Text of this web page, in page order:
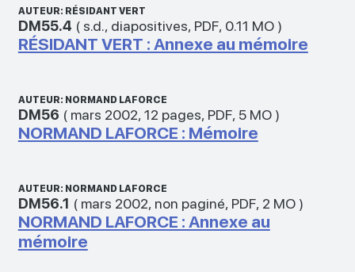
AUTEUR: RÉSIDANT VERT
DM55.4 ( s.d., diapositives, PDF, 0.11 MO)
RÉSIDANT VERT : Annexe au mémoire
AUTEUR: NORMAND LAFORCE
DM56 ( mars 2002, 12 pages, PDF, 5 MO)
NORMAND LAFORCE : Mémoire
AUTEUR: NORMAND LAFORCE
DM56.1 ( mars 2002, non paginé, PDF, 2 MO)
NORMAND LAFORCE : Annexe au
mémoire